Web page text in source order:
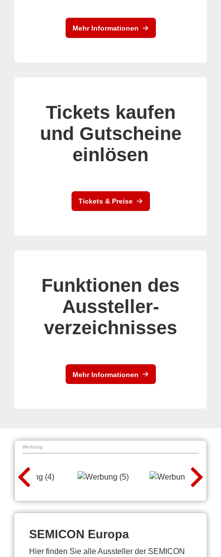
Mehr Informationen
Tickets kaufen
und Gutscheine
einlösen
Tickets & Preise
Funktionen des
Aussteller-
verzeichnisses
Mehr Informationen
Werbung
SEMICON Europa
Hier finden Sie alle Aussteller der SEMICON